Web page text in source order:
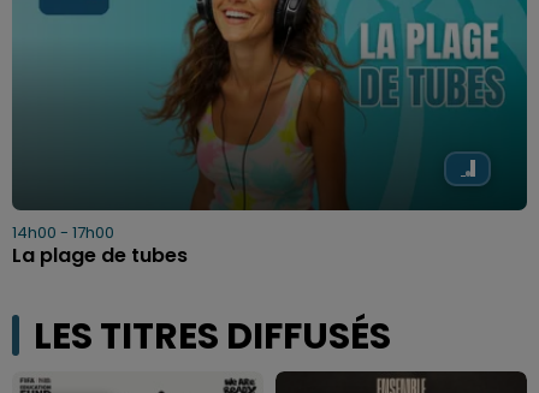
14h00 - 17h00
La plage de tubes
LES TITRES DIFFUSÉS